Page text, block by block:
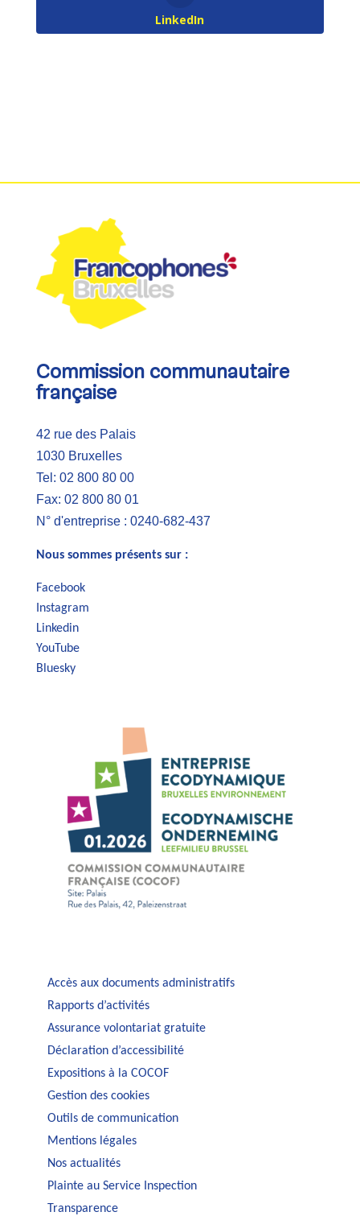
LinkedIn
Commission communautaire
française
42 rue des Palais
1030 Bruxelles
Tel: 02 800 80 00
Fax: 02 800 80 01
N° d'entreprise : 0240-682-437
Nous sommes présents sur :
Facebook
Instagram
Linkedin
YouTube
Bluesky
Accès aux documents administratifs
Rapports d’activités
Assurance volontariat gratuite
Déclaration d’accessibilité
Expositions à la COCOF
Gestion des cookies
Outils de communication
Mentions légales
Nos actualités
Plainte au Service Inspection
Transparence